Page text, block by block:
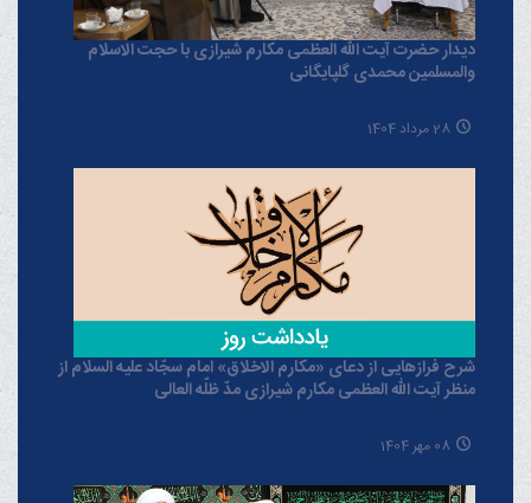
دیدار حضرت آیت الله العظمی مکارم شیرازی با حجت الاسلام
والمسلمین محمدی گلپایگانی
28 مرداد 1404
شرح فرازهایی از دعای «مکارم الاخلاق» امام سجّاد علیه السلام از
منظر آیت الله العظمی مکارم شیرازی مدّ ظلّه العالی
08 مهر 1404